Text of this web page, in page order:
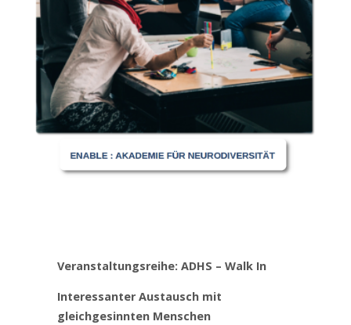
Veranstaltungsreihe: ADHS – Walk In
Interessanter Austausch mit
gleichgesinnten Menschen